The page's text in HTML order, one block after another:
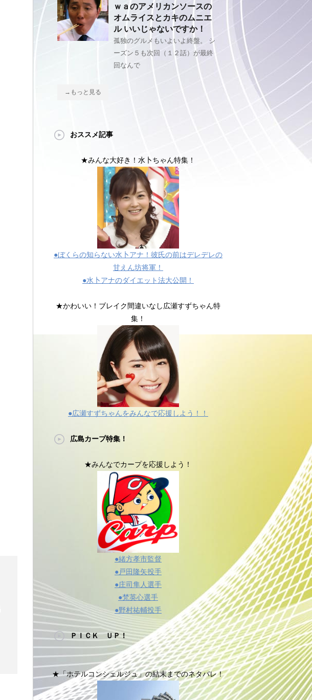
ｗａのアメリカンソースの
オムライスとカキのムニエ
ル いいじゃないですか！
孤独のグルメもいよいよ終盤。 シ
ーズン５も次回（１２話）が最終
回なんで
→もっと見る
おススメ記事
★みんな大好き！水卜ちゃん特集！
●ぼくらの知らない水卜アナ！彼氏の前はデレデレの
甘えん坊将軍！
●水卜アナのダイエット法大公開！
★かわいい！ブレイク間違いなし広瀬すずちゃん特
集！
●広瀬すずちゃんをみんなで応援しよう！！
広島カープ特集！
★みんなでカープを応援しよう！
●緒方孝市監督
●戸田隆矢投手
●庄司隼人選手
●梵英心選手
●野村祐輔投手
ＰＩＣＫ ＵＰ！
★「ホテルコンシェルジュ」の結末までのネタバレ！